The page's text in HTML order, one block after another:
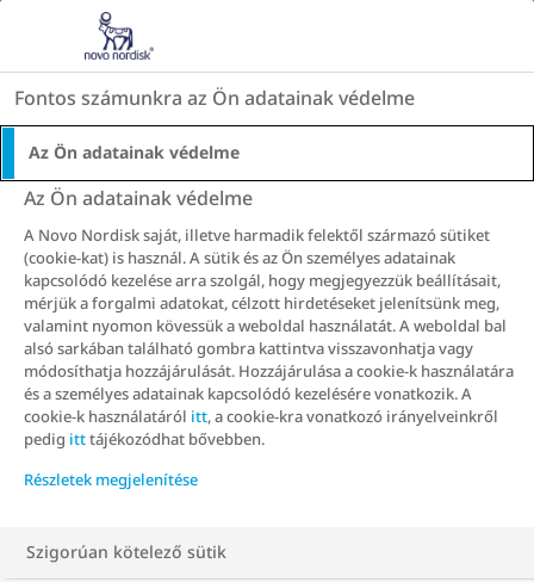
Go to the page content
Fontos számunkra az Ön adatainak védelme
Az Ön adatainak védelme
Az Ön adatainak védelme
A Novo Nordisk saját, illetve harmadik felektől származó sütiket
(cookie-kat) is használ. A sütik és az Ön személyes adatainak
kapcsolódó kezelése arra szolgál, hogy megjegyezzük beállításait,
mérjük a forgalmi adatokat, célzott hirdetéseket jelenítsünk meg,
valamint nyomon kövessük a weboldal használatát. A weboldal bal
alsó sarkában található gombra kattintva visszavonhatja vagy
módosíthatja hozzájárulását. Hozzájárulása a cookie-k használatára
és a személyes adatainak kapcsolódó kezelésére vonatkozik. A
cookie-k használatáról itt, a cookie-kra vonatkozó irányelveinkről
pedig itttájékozódhat bővebben.
Részletek megjelenítése
Szigorúan kötelező sütik